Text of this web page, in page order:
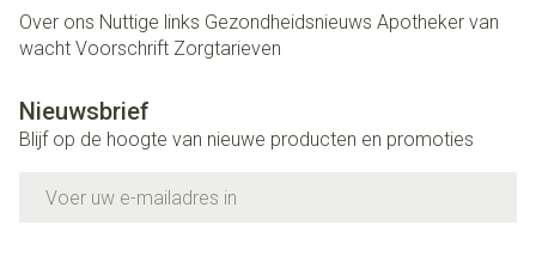
Over ons Nuttige links Gezondheidsnieuws Apotheker van
wacht Voorschrift Zorgtarieven
Nieuwsbrief
Blijf op de hoogte van nieuwe producten en promoties